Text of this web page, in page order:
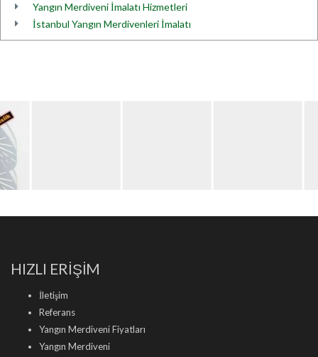
Yangın Merdiveni İmalatı Hizmetleri
İstanbul Yangın Merdivenleri İmalatı
HIZLI ERİŞİM
İletişim
Referans
Yangın Merdiveni Fiyatları
Yangın Merdiveni